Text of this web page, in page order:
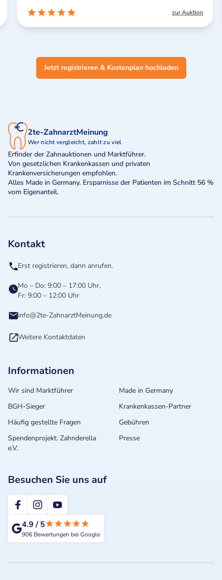
zur Auktion
Jetzt registrieren & Kostenplan hochladen
2te-ZahnarztMeinung
Wer nicht vergleicht, zahlt zu viel
Erfinder der Zahnauktionen und Marktführer.
Von gesetzlichen Krankenkassen und privaten
Krankenversicherungen empfohlen.
Alles Made in Germany. Ersparnisse der Patienten im Schnitt 56 %
vom Eigenanteil.
Kontakt
Erst registrieren, dann anrufen.
Mo – Do: 9:00 – 17:00 Uhr,
Fr: 9:00 – 12:00 Uhr
info@2te-ZahnarztMeinung.de
Weitere Kontaktdaten
Informationen
Wir sind Marktführer
Made in Germany
BGH-Sieger
Krankenkassen-Partner
Häufig gestellte Fragen
Gebühren
Spendenprojekt: Zahnderella
e.V.
Presse
Besuchen Sie uns auf
2te-ZahnarztMeinung
4.9/5
906 Bewertungen bei Google